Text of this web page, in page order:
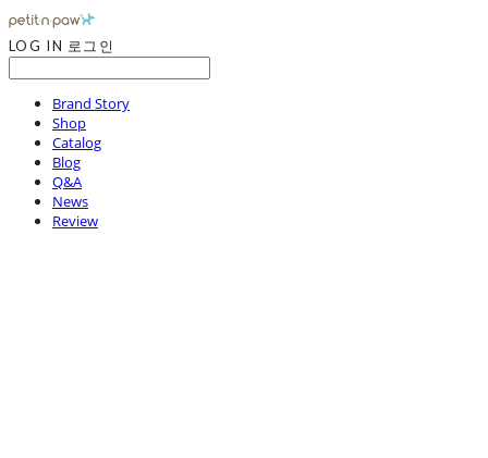
LOG IN 로그인
Brand Story
Shop
Catalog
Blog
Q&A
News
Review